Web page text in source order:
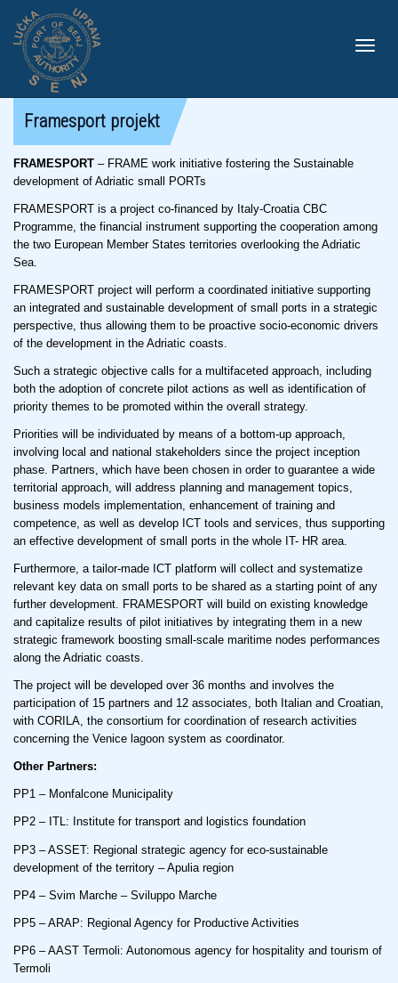
Framesport projekt
FRAMESPORT – FRAME work initiative fostering the Sustainable
development of Adriatic small PORTs
FRAMESPORT is a project co-financed by Italy-Croatia CBC
Programme, the financial instrument supporting the cooperation among
the two European Member States territories overlooking the Adriatic
Sea.
FRAMESPORT project will perform a coordinated initiative supporting
an integrated and sustainable development of small ports in a strategic
perspective, thus allowing them to be proactive socio-economic drivers
of the development in the Adriatic coasts.
Such a strategic objective calls for a multifaceted approach, including
both the adoption of concrete pilot actions as well as identification of
priority themes to be promoted within the overall strategy.
Priorities will be individuated by means of a bottom-up approach,
involving local and national stakeholders since the project inception
phase. Partners, which have been chosen in order to guarantee a wide
territorial approach, will address planning and management topics,
business models implementation, enhancement of training and
competence, as well as develop ICT tools and services, thus supporting
an effective development of small ports in the whole IT- HR area.
Furthermore, a tailor-made ICT platform will collect and systematize
relevant key data on small ports to be shared as a starting point of any
further development. FRAMESPORT will build on existing knowledge
and capitalize results of pilot initiatives by integrating them in a new
strategic framework boosting small-scale maritime nodes performances
along the Adriatic coasts.
The project will be developed over 36 months and involves the
participation of 15 partners and 12 associates, both Italian and Croatian,
with CORILA, the consortium for coordination of research activities
concerning the Venice lagoon system as coordinator.
Other Partners:
PP1 – Monfalcone Municipality
PP2 – ITL: Institute for transport and logistics foundation
PP3 – ASSET: Regional strategic agency for eco-sustainable
development of the territory – Apulia region
PP4 – Svim Marche – Sviluppo Marche
PP5 – ARAP: Regional Agency for Productive Activities
PP6 – AAST Termoli: Autonomous agency for hospitality and tourism of
Termoli